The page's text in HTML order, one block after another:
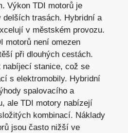
Výkon TDI motorů je
delších trasách. Hybridní a
v městském provozu.
motorů není omezen
při dlouhých cestách.
nabíjecí stanice, což se
s elektromobily. Hybridní
spalovacího a
ale TDI motory nabízejí
kombinací. Náklady
jsou často nižší ve